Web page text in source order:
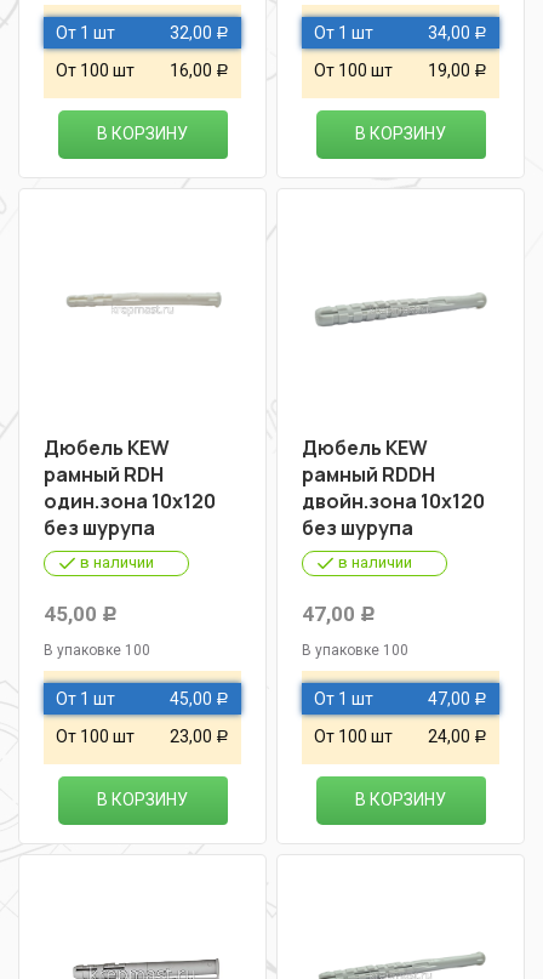
От 1 шт 32,00 Р
От 100 шт 16,00 Р
В КОРЗИНУ
От 1 шт 34,00 Р
От 100 шт 19,00 Р
В КОРЗИНУ
Дюбель KEW
рамный RDН
один.зона 10х120
без шурупа
в наличии
45,00 Р
В упаковке 100
От 1 шт 45,00 Р
От 100 шт 23,00 Р
В КОРЗИНУ
Дюбель KEW
рамный RDDН
двойн.зона 10х120
без шурупа
в наличии
47,00 Р
В упаковке 100
От 1 шт 47,00 Р
От 100 шт 24,00 Р
В КОРЗИНУ